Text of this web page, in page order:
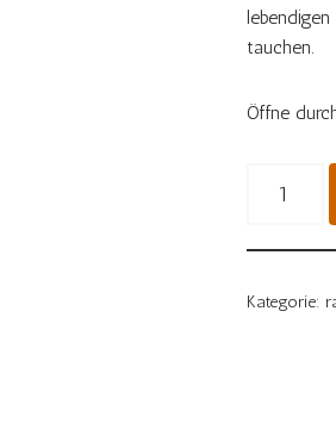
tauchen.
Öffne
Kategorie: